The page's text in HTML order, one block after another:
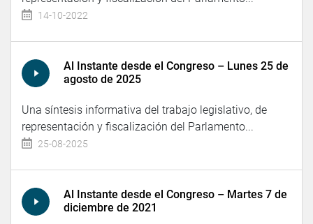
14-10-2022
Al Instante desde el Congreso – Lunes 25 de
agosto de 2025
Una síntesis informativa del trabajo legislativo, de
representación y fiscalización del Parlamento...
25-08-2025
Al Instante desde el Congreso – Martes 7 de
diciembre de 2021